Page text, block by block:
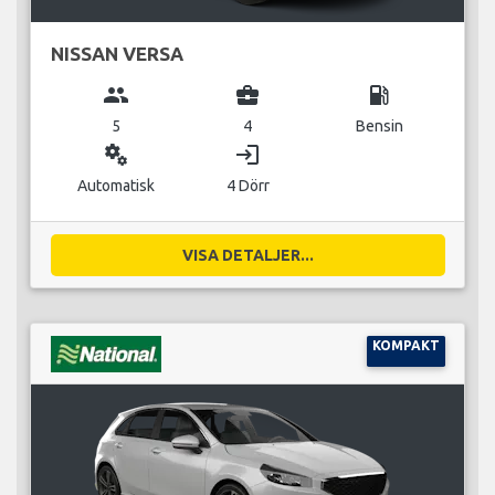
NISSAN VERSA
group
5
business_center
4
local_gas_station
Bensin
miscellaneous_services
Automatisk
login
4 Dörr
VISA DETALJER...
KOMPAKT